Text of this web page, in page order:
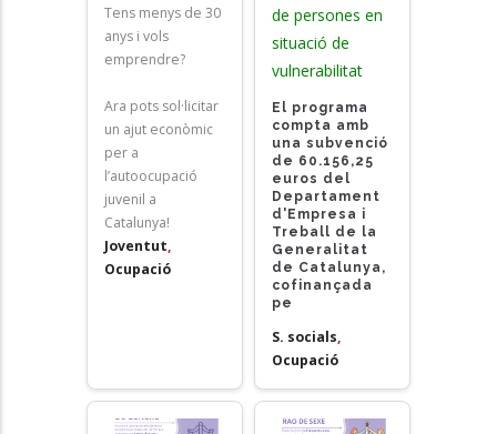
Tens menys de 30
anys i vols
emprendre?
Ara pots sol·licitar
un ajut econòmic
per a
l’autoocupació
juvenil a
Catalunya!
Joventut,
Ocupació
de persones en
situació de
vulnerabilitat
El programa
compta amb
una subvenció
de 60.156,25
euros del
Departament
d'Empresa i
Treball de la
Generalitat
de Catalunya,
cofinançada
pe
S. socials,
Ocupació